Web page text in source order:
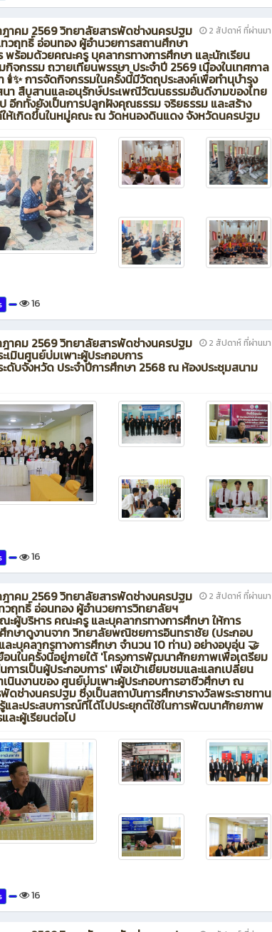
2 สัปดาห์ ที่ผ่านมา
าคม 2569 วิทยาลัยสารพัดช่างนครปฐม
ทวฤทธิ์ อ่อนทอง ผู้อำนวยการสถานศึกษา
พร้อมด้วยคณะครู บุคลากรทางการศึกษา และนักเรียน
จกรรม ถวายเทียนพรรษา ประจำปี 2569 เนื่องในเทศกาล
🕯️✨ การจัดกิจกรรมในครั้งนี้มีวัตถุประสงค์เพื่อทำนุบำรุง
า สืบสานและอนุรักษ์ประเพณีวัฒนธรรมอันดีงามของไทย
อีกทั้งยังเป็นการปลูกฝังคุณธรรม จริยธรรม และสร้าง
ให้เกิดขึ้นในหมู่คณะ ณ วัดหนองดินแดง จังหวัดนครปฐม
16
2 สัปดาห์ ที่ผ่านมา
าคม 2569 วิทยาลัยสารพัดช่างนครปฐม
ะเมินศูนย์บ่มเพาะผู้ประกอบการ
ะดับจังหวัด ประจำปีการศึกษา 2568 ณ ห้องประชุมสนาม
16
2 สัปดาห์ ที่ผ่านมา
าคม 2569 วิทยาลัยสารพัดช่างนครปฐม
วฤทธิ์ อ่อนทอง ผู้อำนวยการวิทยาลัยฯ
ผู้บริหาร คณะครู และบุคลากรทางการศึกษา ให้การ
ษาดูงานจาก วิทยาลัยพณิชยการอินทราชัย (ประกอบ
ะบุคลากรทางการศึกษา จำนวน 10 ท่าน) อย่างอบอุ่น 🤝
อนในครั้งนี้อยู่ภายใต้ 'โครงการพัฒนาศักยภาพเพื่อเตรียม
การเป็นผู้ประกอบการ' เพื่อเข้าเยี่ยมชมและแลกเปลี่ยน
เนินงานของ ศูนย์บ่มเพาะผู้ประกอบการอาชีวศึกษา ณ
ดช่างนครปฐม ซึ่งเป็นสถาบันการศึกษารางวัลพระราชทาน
และประสบการณ์ที่ได้ไปประยุกต์ใช้ในการพัฒนาศักยภาพ
ละผู้เรียนต่อไป
16